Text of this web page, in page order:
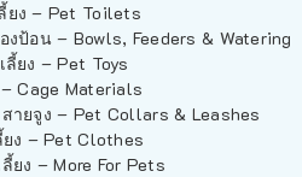
ยง – Pet Toilets
งป้อน – Bowls, Feeders & Watering
ยง – Pet Toys
Cage Materials
ายจูง – Pet Collars & Leashes
ยง – Pet Clothes
ยง – More For Pets